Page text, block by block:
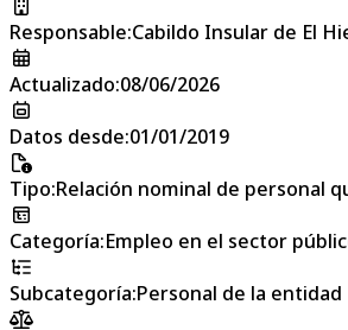
Responsable:Cabildo Insular de El
Actualizado:08/06/2026
Datos desde:01/01/2019
Tipo:Relación nominal de personal
Categoría:Empleo en el sector
Subcategoría:Personal de la entidad